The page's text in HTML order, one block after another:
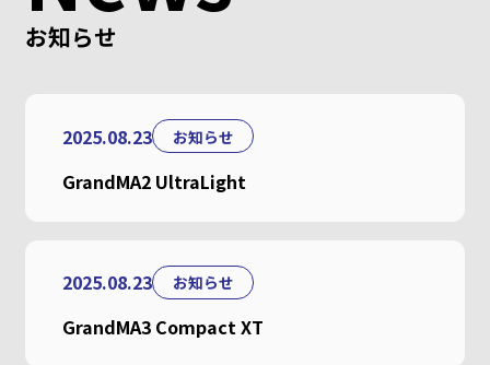
お知らせ
2025.08.23 お知らせ
GrandMA2 UltraLight
2025.08.23 お知らせ
GrandMA3 Compact XT